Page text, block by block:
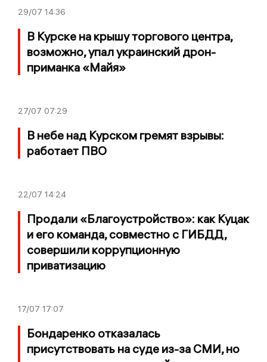
29/07 14:36
В Курске на крышу торгового центра,
возможно, упал украинский дрон-
приманка «Майя»
27/07 07:29
В небе над Курском гремят взрывы:
работает ПВО
22/07 14:24
Продали «Благоустройство»: как Куцак
и его команда, совместно с ГИБДД,
совершили коррупционную
приватизацию
17/07 17:07
Бондаренко отказалась
присутствовать на суде из-за СМИ, но